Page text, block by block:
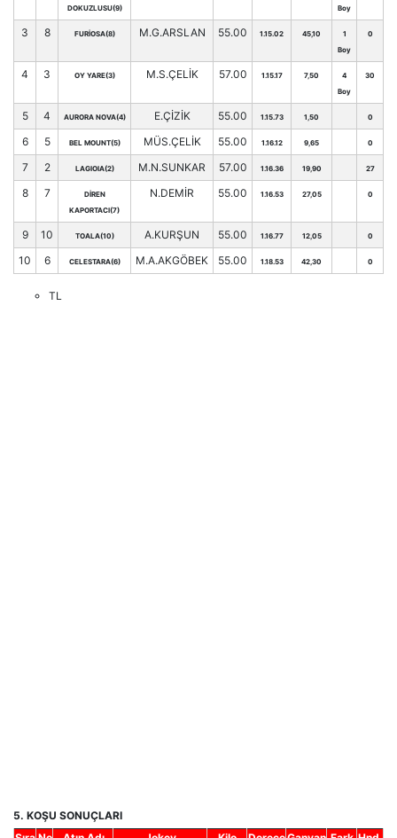
DOKUZLUSU(9) Boy
3 8 FURİOSA(8) M.G.ARSLAN 55.00 1.15.02 45,10
1
Boy
0
4 3 OY YARE(3) M.S.ÇELİK 57.00 1.15.17 7,50
4
Boy
30
5 4 AURORA NOVA(4) E.ÇİZİK 55.00 1.15.73 1,50 0
6 5 BEL MOUNT(5) MÜS.ÇELİK 55.00 1.16.12 9,65 0
7 2 LAGIOIA(2) M.N.SUNKAR 57.00 1.16.36 19,90 27
8 7
DİREN
KAPORTACI(7)
N.DEMİR 55.00 1.16.53 27,05 0
9 10 TOALA(10) A.KURŞUN 55.00 1.16.77 12,05 0
10 6 CELESTARA(6) M.A.AKGÖBEK 55.00 1.18.53 42,30 0
TL
5. KOŞU SONUÇLARI